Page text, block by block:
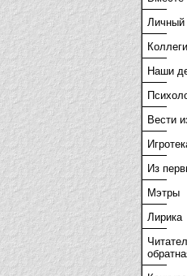
Личный
Коллеги
Наши
Вести
Из
Мэтры
Лирика